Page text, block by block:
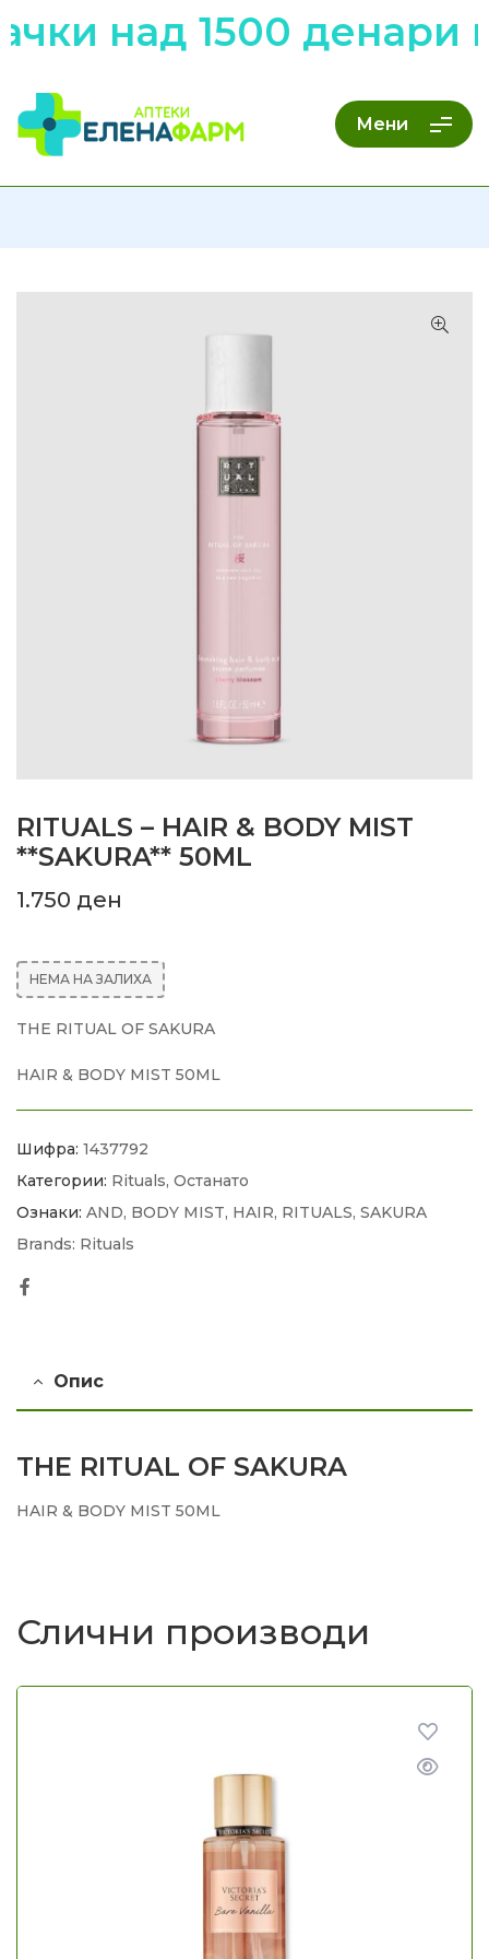
над 1500 денари
Мени
RITUALS – HAIR & BODY MIST
**SAKURA** 50ML
1.750 ден
НЕМА НА ЗАЛИХА
THE RITUAL OF SAKURA
HAIR & BODY MIST 50ML
Шифра: 1437792
Категории: Rituals, Останато
Ознаки: AND, BODY MIST, HAIR, RITUALS, SAKURA
Brands: Rituals
Опис
THE RITUAL OF SAKURA
HAIR & BODY MIST 50ML
Слични производи